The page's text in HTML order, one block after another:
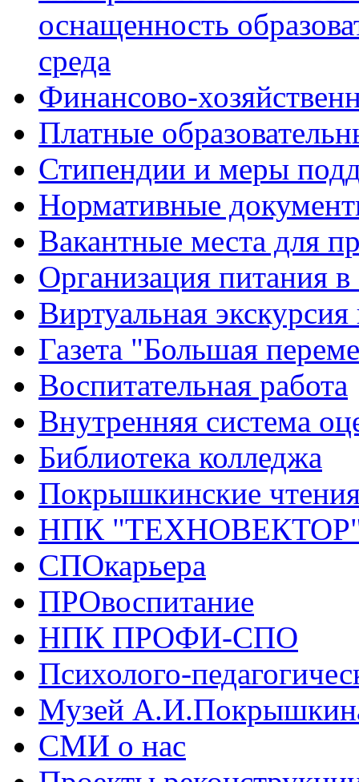
оснащенность
среда
Финансово-
Платные
Стипендии и меры
Нормативные
Вакантные места для
Организация питания в
Виртуальная
Газета "Большая
Воспитательная работа
Внутренняя система
Библиотека колледжа
Покрышкинские
НПК
СПОкарьера
ПРОвоспитание
НПК ПРОФИ-СПО
Психолого-
Музей
СМИ о нас